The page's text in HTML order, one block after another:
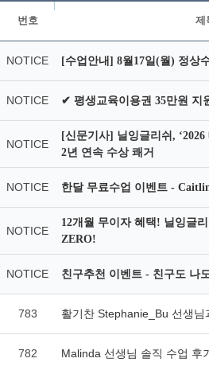
번호 제
NOTICE [수업안내] 8월17일(월) 정상
NOTICE ✔ 평생교육이용권 35만원 지
NOTICE
[신문기사] 닐잉글리쉬,
2년 연속 수상 쾌거
NOTICE 한달 무료수업 이벤트 -
NOTICE
12개월 무이자 혜택! 닐잉글
ZERO!
NOTICE 친구추천 이벤트 - 친구도 나
783 활기찬 Stephanie_Bu 선생님
782 Malinda 선생님 솔직 수업 후